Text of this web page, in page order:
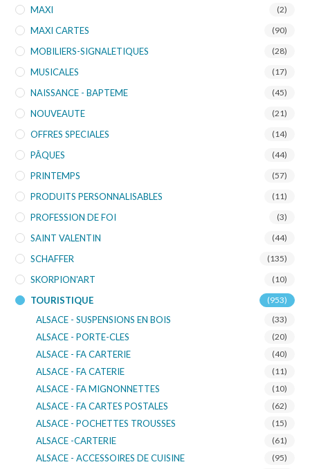
MAXI (2)
MAXI CARTES (90)
MOBILIERS-SIGNALETIQUES (28)
MUSICALES (17)
NAISSANCE - BAPTEME (45)
NOUVEAUTE (21)
OFFRES SPECIALES (14)
PÂQUES (44)
PRINTEMPS (57)
PRODUITS PERSONNALISABLES (11)
PROFESSION DE FOI (3)
SAINT VALENTIN (44)
SCHAFFER (135)
SKORPION'ART (10)
TOURISTIQUE (953)
ALSACE - SUSPENSIONS EN BOIS (33)
ALSACE - PORTE-CLES (20)
ALSACE - FA CARTERIE (40)
ALSACE - FA CATERIE (11)
ALSACE - FA MIGNONNETTES (10)
ALSACE - FA CARTES POSTALES (62)
ALSACE - POCHETTES TROUSSES (15)
ALSACE -CARTERIE (61)
ALSACE - ACCESSOIRES DE CUISINE (95)